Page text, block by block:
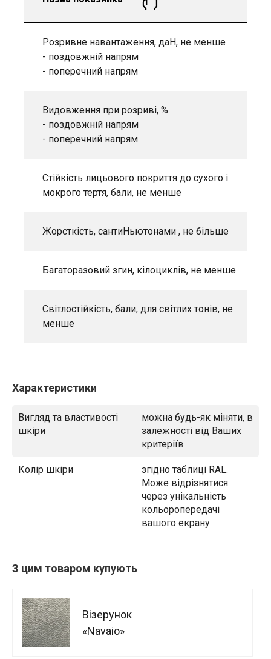
Розривне навантаження, даН, не менше
- поздовжній напрям
- поперечний напрям
Видовження при розриві, %
- поздовжній напрям
- поперечний напрям
Стійкість лицьового покриття до сухого і
мокрого тертя, бали, не менше
Жорсткість, сантиНьютонами , не більше
Багаторазовий згин, кілоциклів, не менше
Світлостійкість, бали, для світлих тонів, не
менше
Характеристики
Вигляд та властивості
шкіри
можна будь-як міняти, в
залежності від Ваших
критеріїв
Колір шкіри
згідно таблиці RAL.
Може відрізнятися
через унікальність
кольоропередачі
вашого екрану
З цим товаром купують
Візерунок
«Navaio»